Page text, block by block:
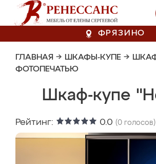
ФРЯЗИНО
ГЛАВНАЯ → ШКАФЫ-КУПЕ →
ФОТОПЕЧАТЬЮ
Шкаф-купе
Рейтинг: 0.0 (0 голосов)